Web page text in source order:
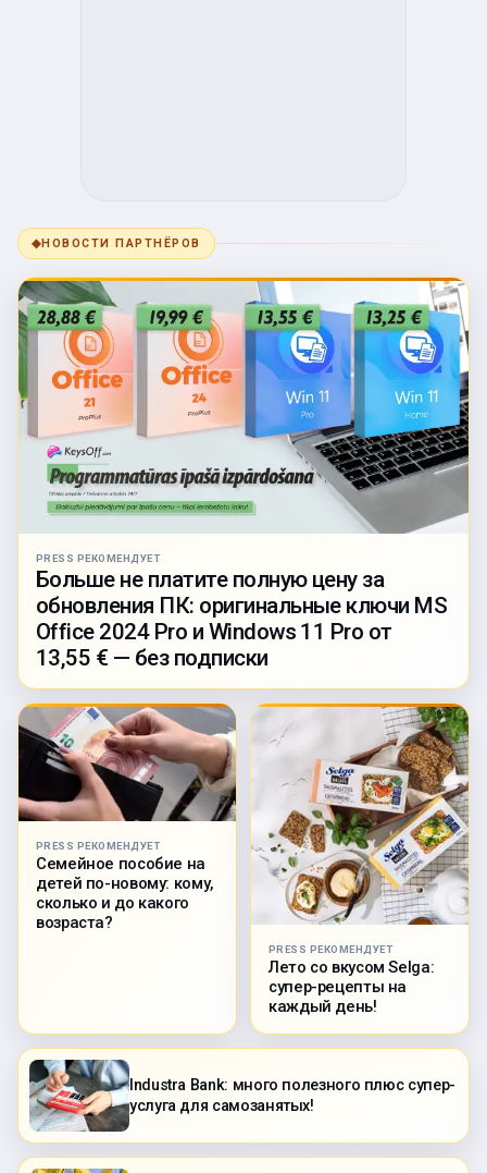
◆НОВОСТИ ПАРТНЁРОВ
PRESS РЕКОМЕНДУЕТ
Больше не платите полную цену за
обновления ПК: оригинальные ключи MS
Office 2024 Pro и Windows 11 Pro от
13,55 € — без подписки
PRESS РЕКОМЕНДУЕТ
Семейное пособие на
детей по-новому: кому,
сколько и до какого
возраста?
PRESS РЕКОМЕНДУЕТ
Лето со вкусом Selga:
супер-рецепты на
каждый день!
Industra Bank: много полезного плюс супер-
услуга для самозанятых!